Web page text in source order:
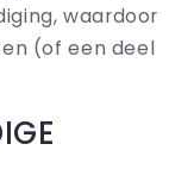
waardoor
(of een deel